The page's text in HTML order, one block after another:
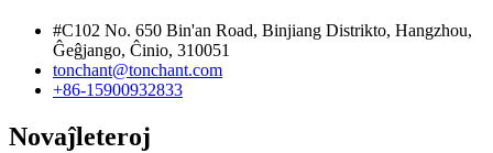
#C102 No. 650 Bin'an Road, Binjiang Distrikto, Hangzhou,
Ĝeĝjango, Ĉinio, 310051
tonchant@tonchant.com
+86-15900932833
Novaĵleteroj